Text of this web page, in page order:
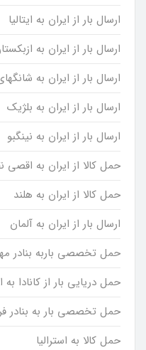
ارسال بار از ایران به ایتالیا
ارسال بار از ایران به
ارسال بار از ایران به
ارسال بار از ایران به بلژیک
ارسال بار از ایران به نینگبو
حمل کالا از ایران به اقصی
حمل کالا از ایران به هلند
ارسال بار از ایران به آلمان
حمل تخصصی باربه بنادر
حمل دریایی بار از کانادا به
حمل تخصصی بار به بنادر
حمل کالا به استرالیا